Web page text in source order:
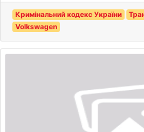
Кримінальний кодекс України
Volkswagen